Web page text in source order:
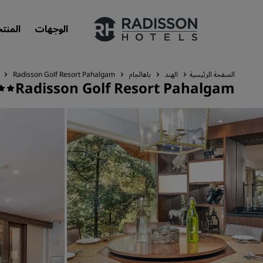
الوجهات
علاماتنا التجارية
علامات فنادق راديسون التجارية
الصفحة الرئيسية الهند باهالجام Radisson Golf Resort Pahalgam
Radisson Golf Resort Pahalgam